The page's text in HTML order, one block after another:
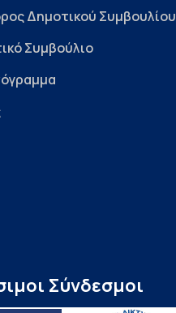
Δημοτικού Συμβουλίου
Συμβούλιο
Σύνδεσμοι